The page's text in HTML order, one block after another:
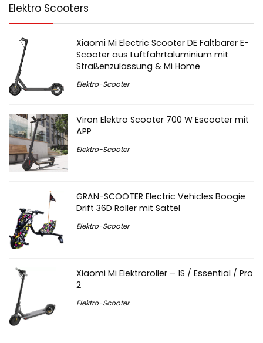
Elektro Scooters
Xiaomi Mi Electric Scooter DE Faltbarer E-
Scooter aus Luftfahrtaluminium mit
Straßenzulassung & Mi Home
Elektro-Scooter
Viron Elektro Scooter 700 W Escooter mit
APP
Elektro-Scooter
GRAN-SCOOTER Electric Vehicles Boogie
Drift 36D Roller mit Sattel
Elektro-Scooter
Xiaomi Mi Elektroroller – 1S / Essential / Pro
2
Elektro-Scooter